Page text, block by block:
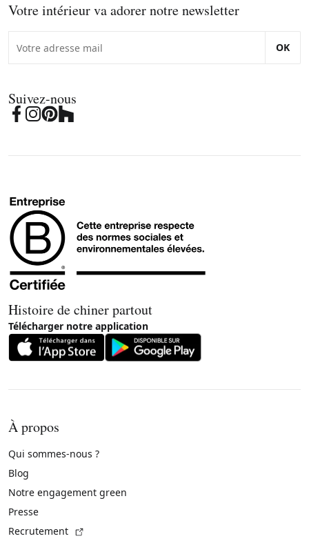
Votre intérieur va adorer notre newsletter
OK
Suivez-nous
Histoire de chiner partout
Télécharger notre application
À propos
Qui sommes-nous ?
Blog
Notre engagement green
Presse
Recrutement